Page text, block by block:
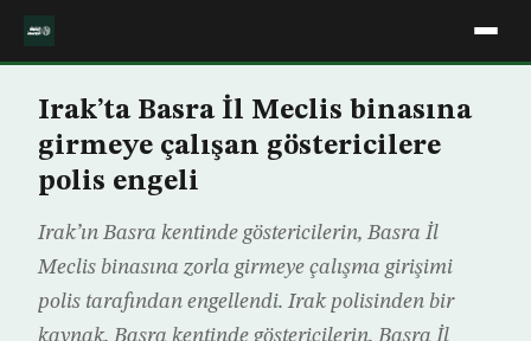
Irak’ta Basra İl Meclis binasına
girmeye çalışan göstericilere
polis engeli
Irak’ın Basra kentinde göstericilerin, Basra İl
Meclis binasına zorla girmeye çalışma girişimi
polis tarafından engellendi. Irak polisinden bir
kaynak, Basra kentinde göstericilerin, Basra İl